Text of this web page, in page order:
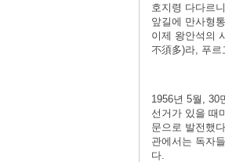
호지령 다다르
앞길에 만사형
이제 왕안석의
不須多)라, 푸
1956년 5월, 30
선거가 있을 때
문으로 발전했
관에서는 독자
다.